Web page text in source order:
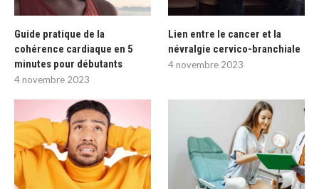
Guide pratique de la
cohérence cardiaque en 5
minutes pour débutants
4 novembre 2023
Lien entre le cancer et la
névralgie cervico-branchiale
4 novembre 2023